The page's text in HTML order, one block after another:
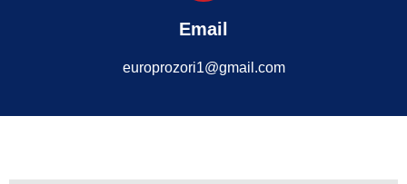
Email
europrozori1@gmail.com